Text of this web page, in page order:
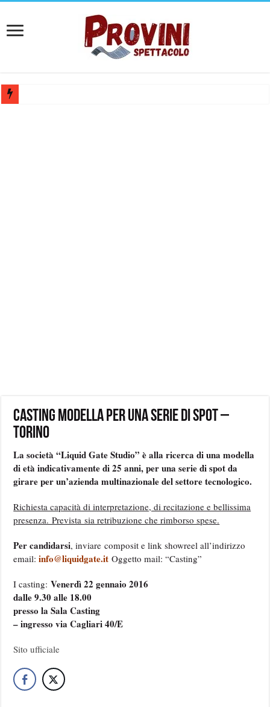
Casting modella per una serie di spot –
Torino
La società “Liquid Gate Studio” è alla ricerca di una modella
di età indicativamente di 25 anni,per una serie di spot da
girare per un’azienda multinazionale del settore tecnologico.
Richiesta capacità di interpretazione, di recitazione e bellissima
presenza. Prevista sia retribuzione che rimborso spese.
Per candidarsi, inviare composit e link showreel all’indirizzo
email:info@liquidgate.it Oggetto mail: “Casting”
I casting:Venerdì 22 gennaio 2016
dalle 9.30 alle 18.00
presso la Sala Casting
– ingresso via Cagliari 40/E
Sito ufficiale